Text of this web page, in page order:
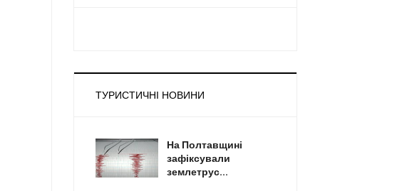
ТУРИСТИЧНІ НОВИНИ
На Полтавщині
зафіксували
землетрус...